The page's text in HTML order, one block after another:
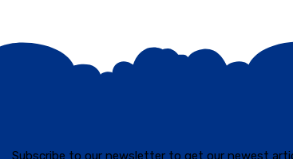
Subscribe to our newsletter to get our newest